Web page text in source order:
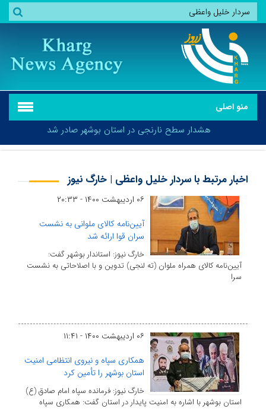
منو اصلی
هشدار سطح نارنجی در استان بوشهر صادر شد
هشدار سطح نارنجی در استان بوشهر صادر شد
اخبار مرتبط با سردار خلیل واعظی | خارگ نیوز
۰۶ اردیبهشت ۱۴۰۰ - ۲۰:۳۳
آیین‌نامه کالای ملوانی به نشست
سران قوا ارائه شد
خارگ نیوز: استاندار بوشهر گفت:
آیین‌نامه کالای همراه ملوان (ته لنجی) تدوین و با اصلاحاتی به نشست
سرا
۰۶ اردیبهشت ۱۴۰۰ - ۱۱:۴۱
همکاری سپاه و نیروی انتظامی امنیت
استان بوشهر را تأمین کرد
خارگ نیوز: فرمانده سپاه امام صادق (ع)
استان بوشهر با اشاره به امنیت پایدار در استان گفت: همکاری سپاه